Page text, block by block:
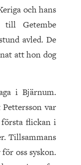
och hans
till Getembe
avled. De
att hon dog
i Bjärnum.
var
första flickan i
Tillsammans
oss syskon.